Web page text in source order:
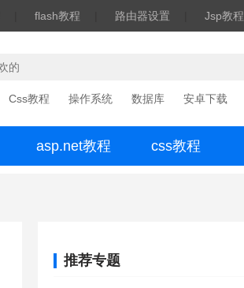
flash教程 路由器设置 Jsp教程
Css教程 操作系统 数据库 安卓下载
asp.net教程 css教程
推荐专题